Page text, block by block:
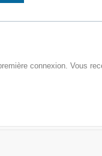
connexion. Vous